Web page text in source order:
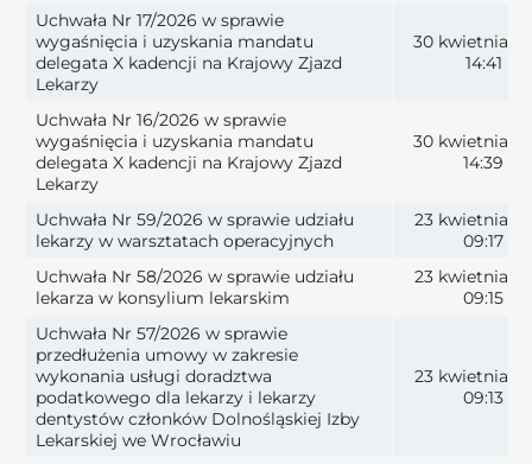
Uchwała Nr 17/2026 w sprawie
wygaśnięcia i uzyskania mandatu
delegata X kadencji na Krajowy Zjazd
Lekarzy
30 kwietnia
14:41
Uchwała Nr 16/2026 w sprawie
wygaśnięcia i uzyskania mandatu
delegata X kadencji na Krajowy Zjazd
Lekarzy
30 kwietnia
14:39
Uchwała Nr 59/2026 w sprawie udziału
lekarzy w warsztatach operacyjnych
23 kwietnia
09:17
Uchwała Nr 58/2026 w sprawie udziału
lekarza w konsylium lekarskim
23 kwietnia
09:15
Uchwała Nr 57/2026 w sprawie
przedłużenia umowy w zakresie
wykonania usługi doradztwa
podatkowego dla lekarzy i lekarzy
dentystów członków Dolnośląskiej Izby
Lekarskiej we Wrocławiu
23 kwietnia
09:13